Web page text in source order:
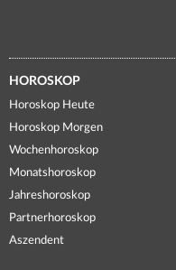
HOROSKOP
Horoskop Heute
Horoskop Morgen
Wochenhoroskop
Monatshoroskop
Jahreshoroskop
Partnerhoroskop
Aszendent